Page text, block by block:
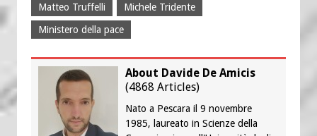
Matteo Truffelli
Michele Tridente
Ministero della pace
About Davide De Amicis
(4868 Articles)
Nato a Pescara il 9 novembre
1985, laureato in Scienze della